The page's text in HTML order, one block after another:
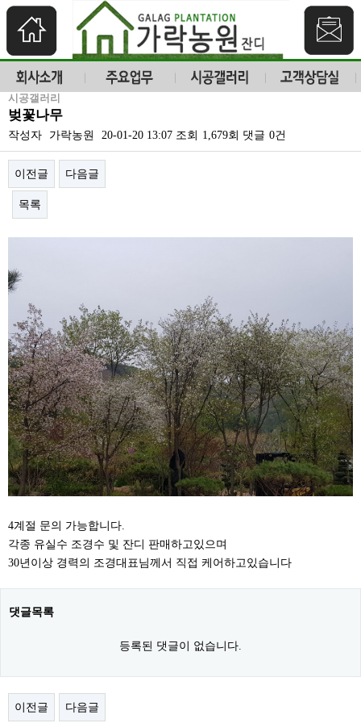
시공갤러리
벚꽃나무
작성자 가락농원 20-01-20 13:07 조회 1,679회 댓글 0건
이전글 다음글
목록
4계절 문의 가능합니다.
각종 유실수 조경수 및 잔디 판매하고있으며
30년이상 경력의 조경대표님께서 직접 케어하고있습니다
댓글목록
등록된 댓글이 없습니다.
이전글 다음글